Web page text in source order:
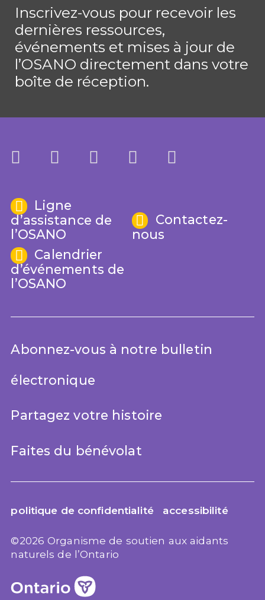
Inscrivez-vous pour recevoir les
dernières ressources,
événements et mises à jour de
l’OSANO directement dans votre
boîte de réception.
Ligne
d’assistance de
l’OSANO
Contactez-
nous
Calendrier
d’événements de
l’OSANO
Abonnez-vous à notre bulletin
électronique
Partagez votre histoire
Faites du bénévolat
politique de confidentialité accessibilité
©2026 Organisme de soutien aux aidants
naturels de l’Ontario